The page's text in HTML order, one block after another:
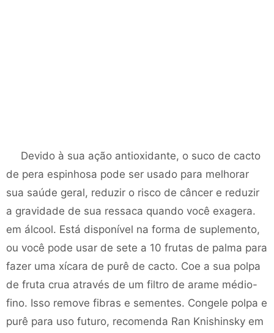
Devido à sua ação antioxidante, o suco de cacto
de pera espinhosa pode ser usado para melhorar
sua saúde geral, reduzir o risco de câncer e reduzir
a gravidade de sua ressaca quando você exagera.
em álcool. Está disponível na forma de suplemento,
ou você pode usar de sete a 10 frutas de palma para
fazer uma xícara de purê de cacto. Coe a sua polpa
de fruta crua através de um filtro de arame médio-
fino. Isso remove fibras e sementes. Congele polpa e
purê para uso futuro, recomenda Ran Knishinsky em